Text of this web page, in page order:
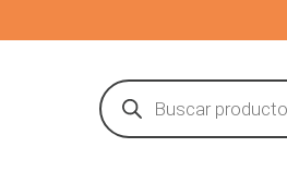
Búsqueda
de
productos